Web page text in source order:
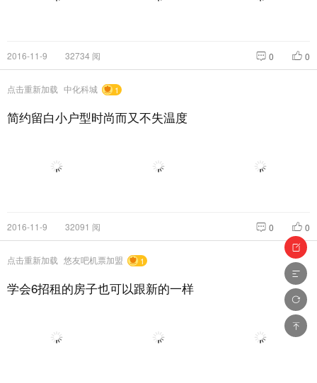
2016-11-9 32734 阅 0
0
点击重新加载 中化科城 1
简约留白小户型时尚而又不失温度
2016-11-9 32091 阅 0
0
点击重新加载 悠友吧机票加盟 1
学会6招租的房子也可以跟新的一样